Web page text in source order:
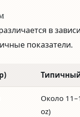
в
показатели.
Около
oz)